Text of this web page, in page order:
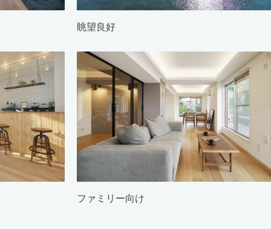
眺望良好
ファミリー向け